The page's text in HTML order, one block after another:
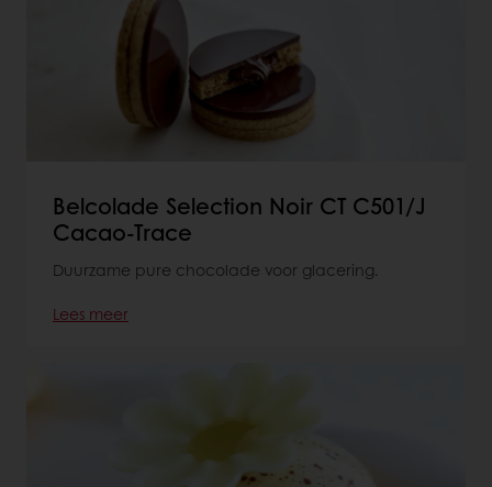
Belcolade Selection Noir CT C501/J
Cacao-Trace
Duurzame pure chocolade voor glacering.
Lees meer